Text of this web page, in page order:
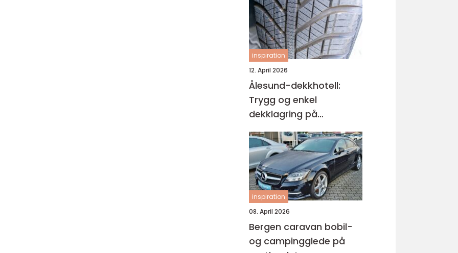
inspiration
12. April 2026
Ålesund-dekkhotell:
Trygg og enkel
dekklagring på
Sunnmøre
inspiration
08. April 2026
Bergen caravan bobil-
og campingglede på